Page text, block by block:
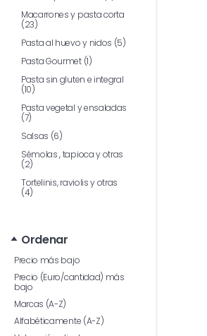
Macarrones y pasta corta
(23)
Pasta al huevo y nidos (5)
Pasta Gourmet (1)
Pasta sin gluten e integral
(10)
Pasta vegetal y ensaladas
(7)
Salsas (6)
Sémolas , tapioca y otras
(2)
Tortelinis, raviolis y otras
(4)
Ordenar
Precio más bajo
Precio (Euro/cantidad) más
bajo
Marcas (A-Z)
Alfabéticamente (A-Z)